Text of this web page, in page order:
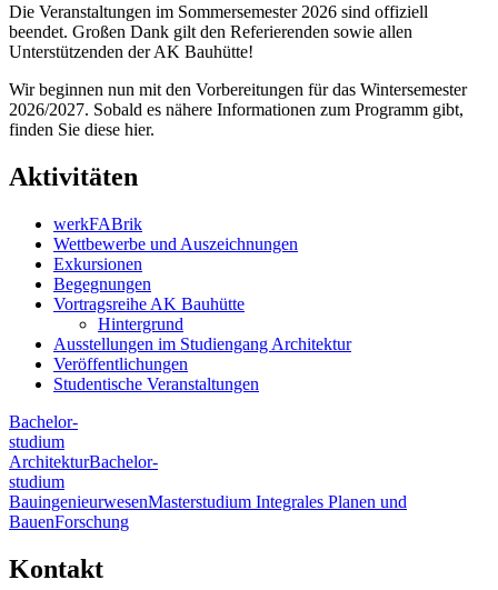
Die Veranstaltungen im Sommersemester 2026 sind offiziell
beendet. Großen Dank gilt den Referierenden sowie allen
Unterstützenden der AK Bauhütte!
Wir beginnen nun mit den Vorbereitungen für das Wintersemester
2026/2027. Sobald es nähere Informationen zum Programm gibt,
finden Sie diese hier.
Aktivitäten
werkFABrik
Wettbewerbe und Auszeichnungen
Exkursionen
Begegnungen
Vortragsreihe AK Bauhütte
Hintergrund
Ausstellungen im Studiengang Architektur
Veröffentlichungen
Studentische Veranstaltungen
Bachelor-
studium
ArchitekturBachelor-
studium
BauingenieurwesenMasterstudium Integrales Planen und
BauenForschung
Kontakt